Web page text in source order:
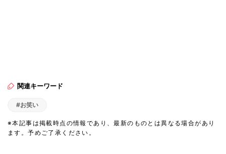
関連キーワード
#お笑い
※本記事は掲載時点の情報であり、最新のものとは異なる場合があり
ます。予めご了承ください。